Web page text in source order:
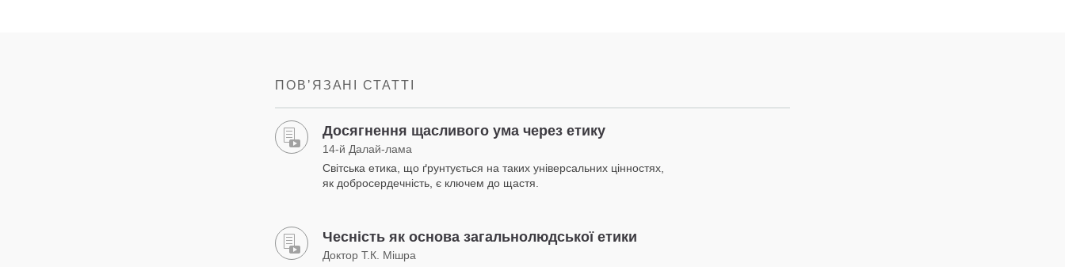
ПОВʼЯЗАНІ СТАТТІ
Досягнення щасливого ума через етику
14-й Далай-лама
Світська етика, що ґрунтується на таких універсальних цінностях,
як добросердечність, є ключем до щастя.
Чесність як основа загальнолюдської етики
Доктор Т.К. Мішра